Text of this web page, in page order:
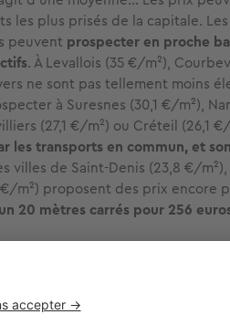
les plus prisés de la capitale.
peuvent prospecter en proche
. À Levallois (35 €/m²),
ne sont pas tellement moins
à Suresnes (30,1 €/m²),
(27,1 €/m²) ou Créteil (26,1
les transports en commun, et
villes de Saint-Denis (23,8 €/
m²) proposent des prix encore
20 mètres carrés pour 256
atteint 21,8 €/m².